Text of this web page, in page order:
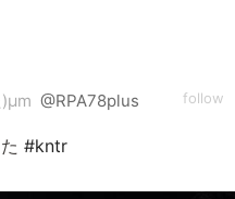
@RPA78plus follow
#kntr